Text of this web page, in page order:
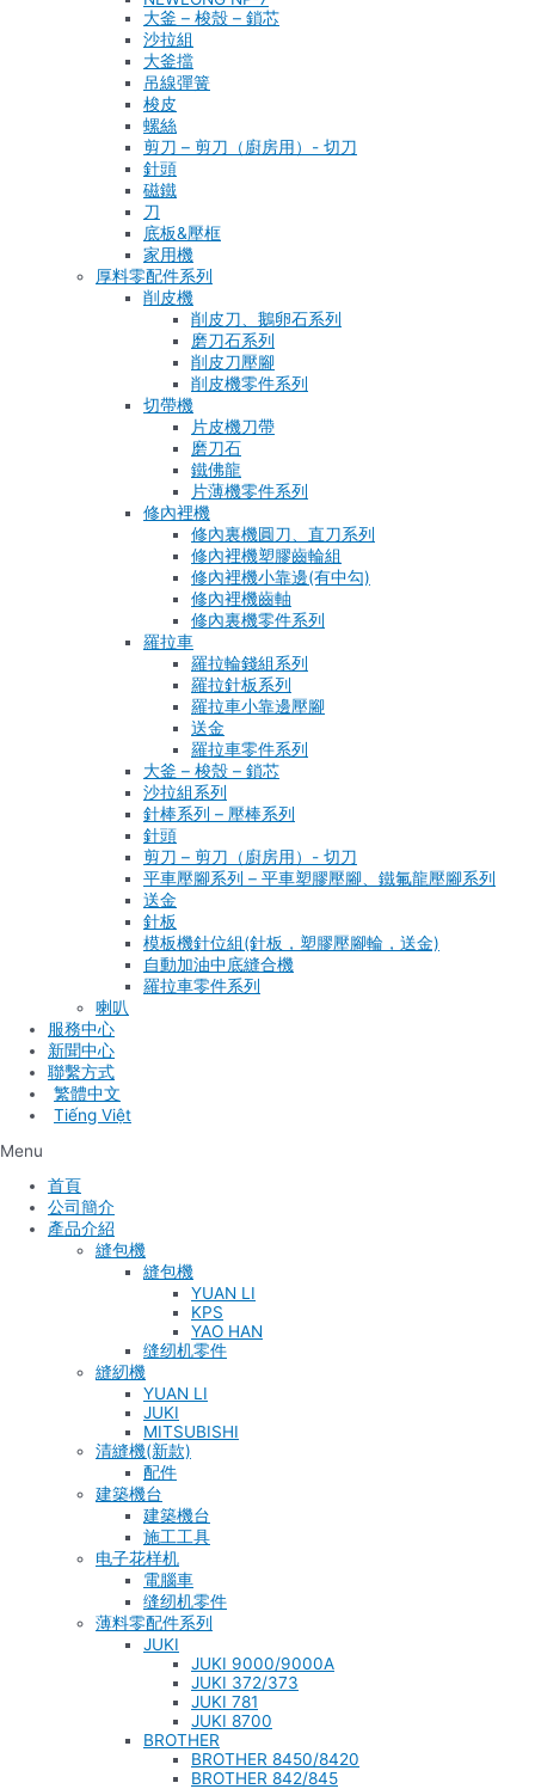
大釜 – 梭殼 – 鎖芯
沙拉組
大釜擋
吊線彈簧
梭皮
螺絲
剪刀 – 剪刀（廚房用）- 切刀
針頭
磁鐵
刀
底板&壓框
家用機
厚料零配件系列
削皮機
削皮刀、鵝卵石系列
磨刀石系列
削皮刀壓腳
削皮機零件系列
切帶機
片皮機刀帶
磨刀石
鐵佛龍
片薄機零件系列
修內裡機
修內裏機圓刀、直刀系列
修內裡機塑膠齒輪組
修內裡機小靠邊(有中勾)
修內裡機齒軸
修內裏機零件系列
羅拉車
羅拉輪錢組系列
羅拉針板系列
羅拉車小靠邊壓腳
送金
羅拉車零件系列
大釜 – 梭殼 – 鎖芯
沙拉組系列
針棒系列 – 壓棒系列
針頭
剪刀 – 剪刀（廚房用）- 切刀
平車壓腳系列 – 平車塑膠壓腳、鐵氟龍壓腳系列
送金
針板
模板機針位組(針板，塑膠壓腳輪，送金)
自動加油中底縫合機
羅拉車零件系列
喇叭
服務中心
新聞中心
聯繫方式
Tiếng Việt
Menu
首頁
公司簡介
產品介紹
縫包機
縫包機
YUAN LI
KPS
YAO HAN
缝纫机零件
縫紉機
YUAN LI
JUKI
MITSUBISHI
清縫機(新款)
配件
建築機台
建築機台
施工工具
电子花样机
電腦車
缝纫机零件
薄料零配件系列
JUKI
JUKI 9000/9000A
JUKI 372/373
JUKI 781
JUKI 8700
BROTHER
BROTHER 8450/8420
BROTHER 842/845